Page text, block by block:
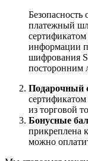
Безопасность
платежный
сертификатом
информации
шифрования
посторонним
Подарочный
из торговой
Бонусные
прикреплена
можно